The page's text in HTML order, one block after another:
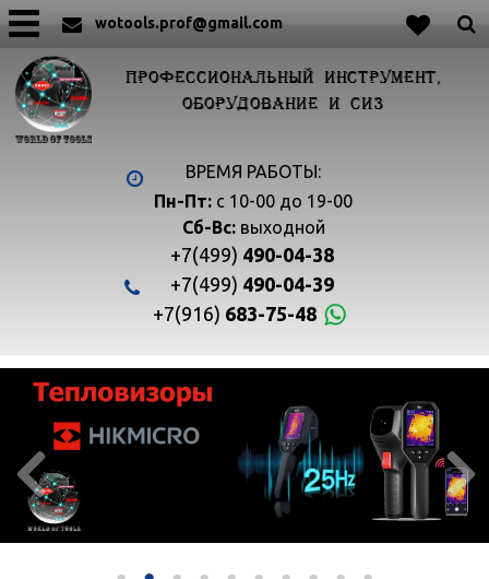
wotools.prof@gmail.com
ПРОФЕССИОНАЛЬНЫЙ ИНСТРУМЕНТ,
ОБОРУДОВАНИЕ И СИЗ
ВРЕМЯ РАБОТЫ:
Пн-Пт: с 10-00 до 19-00
Сб-Вс:выходной
+7(499) 490-04-38
+7(499) 490-04-39
+7(916) 683-75-48
 